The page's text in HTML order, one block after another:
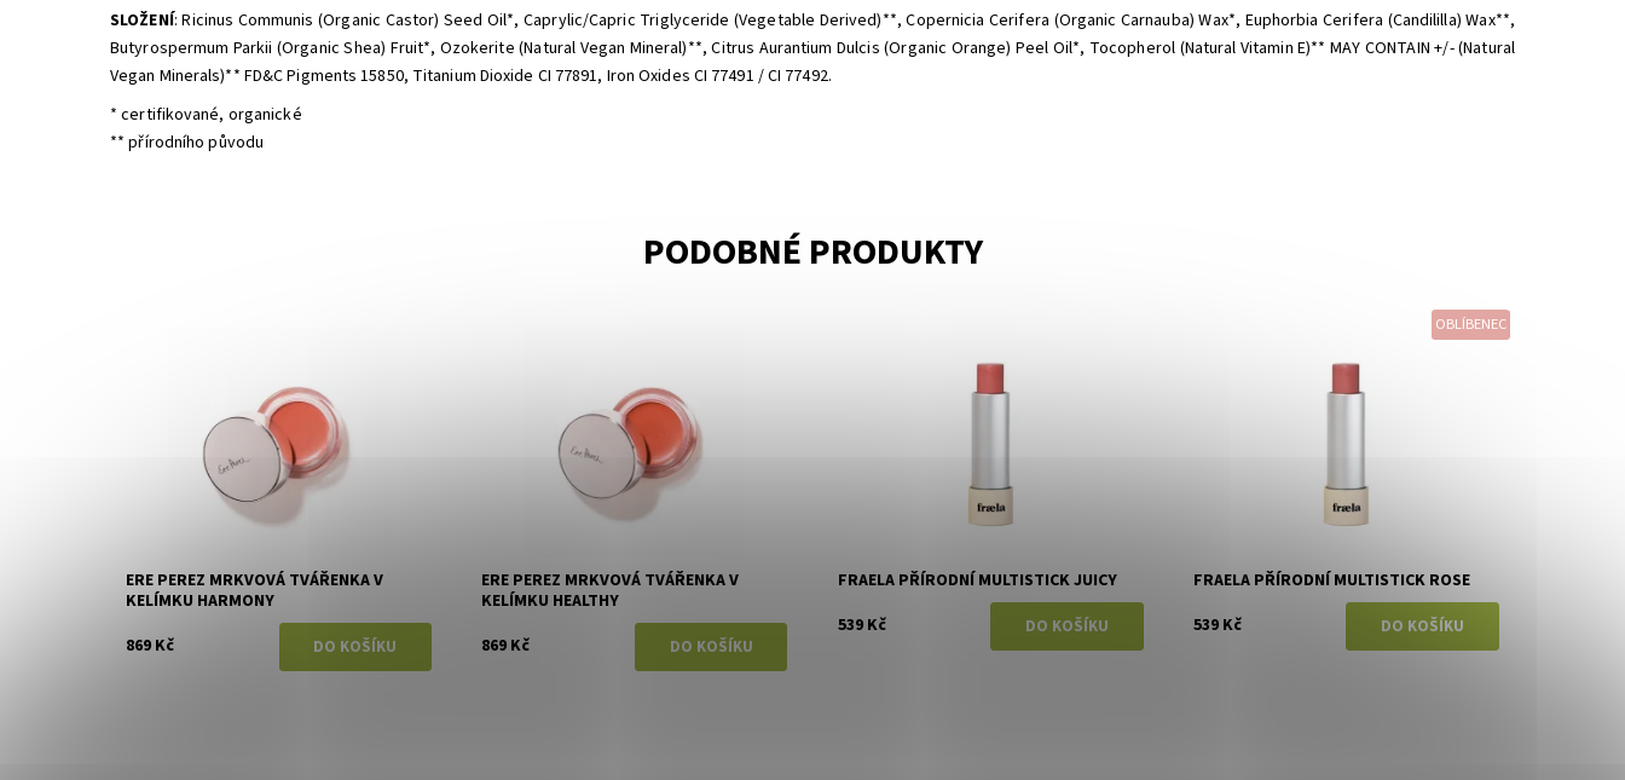
SLOŽENÍ: Ricinus Communis (Organic Castor) Seed Oil*, Caprylic/Capric Triglyceride (Vegetable Derived)**, Copernicia Cerifera (Organic Carnauba) Wax*, Euphorbia Cerifera (Candililla) Wax**,
Butyrospermum Parkii (Organic Shea) Fruit*, Ozokerite (Natural Vegan Mineral)**, Citrus Aurantium Dulcis (Organic Orange) Peel Oil*, Tocopherol (Natural Vitamin E)** MAY CONTAIN +/- (Natural
Vegan Minerals)** FD&C Pigments 15850, Titanium Dioxide CI 77891, Iron Oxides CI 77491 / CI 77492.
* certifikované, organické
** přírodního původu
PODOBNÉ PRODUKTY
ERE PEREZ MRKVOVÁ TVÁŘENKA V
KELÍMKU HARMONY
869 Kč
ERE PEREZ MRKVOVÁ TVÁŘENKA V
KELÍMKU HEALTHY
869 Kč
FRAELA PŘÍRODNÍ MULTISTICK JUICY
539 Kč
OBLÍBENEC
FRAELA PŘÍRODNÍ MULTISTICK ROSE
539 Kč